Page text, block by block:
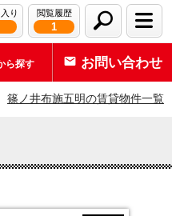
り 閲覧履歴
1
ら探す お問い合わせ
篠ノ井布施五明の賃貸物件一覧